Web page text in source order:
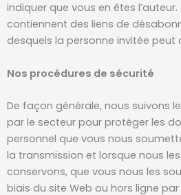
indiquer que vous en êtes
contiennent des liens de
desquels la personne invitée peut
Nos procédures de sécurité
De façon générale, nous suivons
par le secteur pour protéger les
personnel que vous nous
la transmission et lorsque nous
conservons, que vous nous les
biais du site Web ou hors ligne par